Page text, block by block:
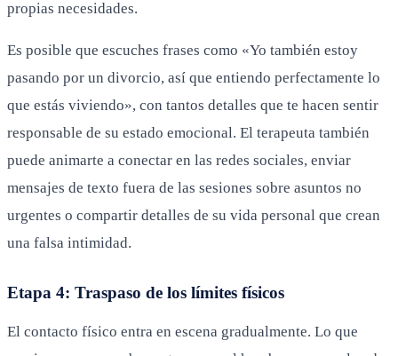
propias necesidades.
Es posible que escuches frases como «Yo también estoy
pasando por un divorcio, así que entiendo perfectamente lo
que estás viviendo», con tantos detalles que te hacen sentir
responsable de su estado emocional. El terapeuta también
puede animarte a conectar en las redes sociales, enviar
mensajes de texto fuera de las sesiones sobre asuntos no
urgentes o compartir detalles de su vida personal que crean
una falsa intimidad.
Etapa 4: Traspaso de los límites físicos
El contacto físico entra en escena gradualmente. Lo que